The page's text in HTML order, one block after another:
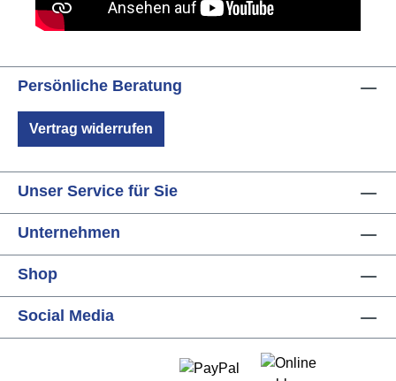
Persönliche Beratung
Vertrag widerrufen
Unser Service für Sie
Unternehmen
Shop
Social Media